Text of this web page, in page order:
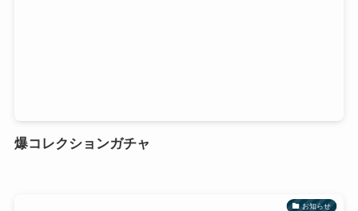
爆コレクションガチャ
お知らせ